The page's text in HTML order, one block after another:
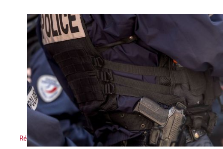
Répression, maître-mot de la macronie.